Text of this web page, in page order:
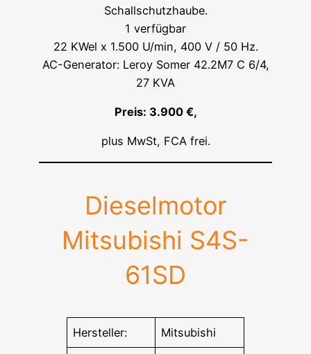
Schallschutzhaube.
1 verfügbar
22 KWel x 1.500 U/min, 400 V / 50 Hz.
AC-Generator: Leroy Somer 42.2M7 C 6/4,
27 KVA
Preis: 3.900 €,
plus MwSt, FCA frei.
Dieselmotor
Mitsubishi S4S-
61SD
Hersteller: Mitsubishi